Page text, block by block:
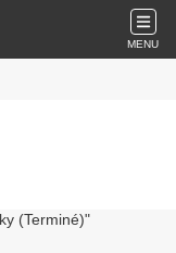
MENU